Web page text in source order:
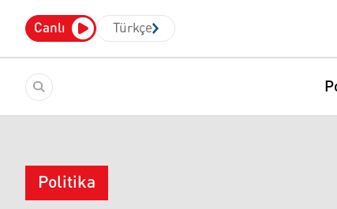
Canlı Türkçe
Politika